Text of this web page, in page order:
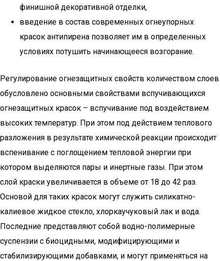
финишной декоративной отделки,
введение в состав современных огнеупорных
красок антипирена позволяет им в определенных
условиях потушить начинающееся возгорание.
Регулирование огнезащитных свойств количеством слоев
обусловлено основными свойствами вспучивающихся
огнезащитных красок – вспучивание под воздействием
высоких температур. При этом под действием теплового
разложения в результате химической реакции происходит
вспенивание с поглощением тепловой энергии при
котором выделяются пары и инертные газы. При этом
слой краски увеличивается в объеме от 18 до 42 раз.
Основой для таких красок могут служить силикатно-
калиевое жидкое стекло, хлоркаучуковый лак и вода.
Последние представляют собой водно-полимерные
суспензии с биоцидными, модифицирующими и
стабилизирующими добавками, и могут применяться на